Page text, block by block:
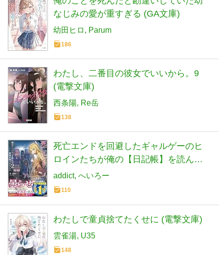
なじみの愛が重すぎる (GA文庫)
幼田ヒロ Parum
186
わたし、二番目の彼女でいいから。9
(電撃文庫)
西条陽 Re岳
138
死亡エンドを回避したギャルゲーのヒ
ロインたちが俺の【日記帳】を読んで
秘密を知ったらしい2 (GA文庫)
addict へいろー
110
わたしで童貞捨てたくせに (電撃文庫)
雲雀湯 U35
148